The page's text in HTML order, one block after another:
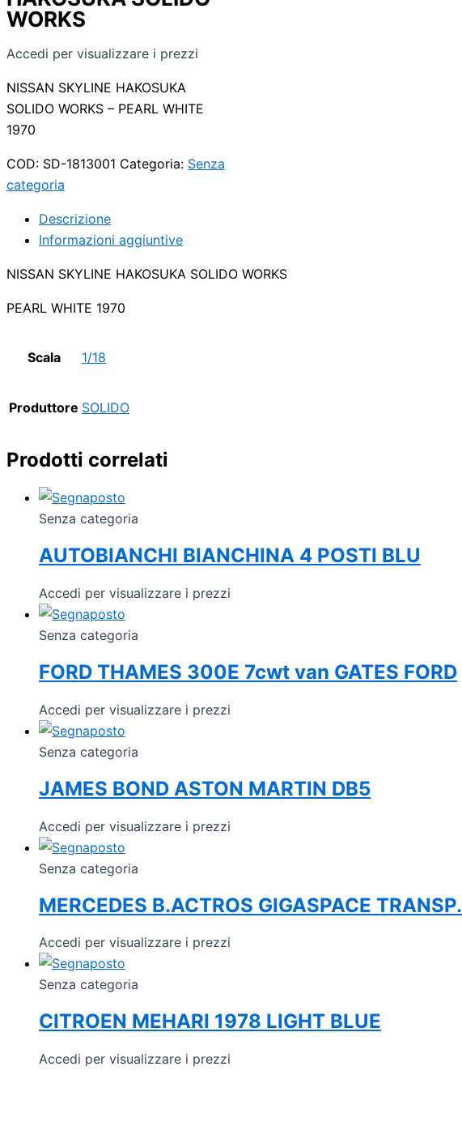
WORKS
Accedi per visualizzare i prezzi
NISSAN SKYLINE HAKOSUKA
SOLIDO WORKS – PEARL WHITE
1970
COD: SD-1813001 Categoria: Senza
categoria
Descrizione
Informazioni aggiuntive
NISSAN SKYLINE HAKOSUKA SOLIDO WORKS
PEARL WHITE 1970
Scala 1/18
Produttore SOLIDO
Prodotti correlati
Senza categoria
AUTOBIANCHI BIANCHINA 4 POSTI BLU
Accedi per visualizzare i prezzi
Senza categoria
FORD THAMES 300E 7cwt van GATES FORD
Accedi per visualizzare i prezzi
Senza categoria
JAMES BOND ASTON MARTIN DB5
Accedi per visualizzare i prezzi
Senza categoria
MERCEDES B.ACTROS GIGASPACE TRANSP.
Accedi per visualizzare i prezzi
Senza categoria
CITROEN MEHARI 1978 LIGHT BLUE
Accedi per visualizzare i prezzi